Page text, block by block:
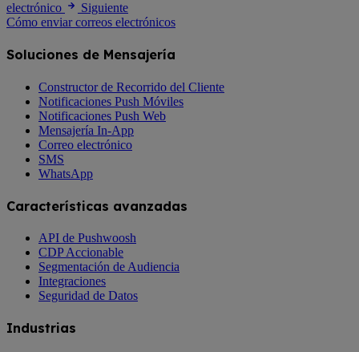
electrónico
Siguiente
Cómo enviar correos electrónicos
Soluciones de Mensajería
Constructor de Recorrido del Cliente
Notificaciones Push Móviles
Notificaciones Push Web
Mensajería In-App
Correo electrónico
SMS
WhatsApp
Características avanzadas
API de Pushwoosh
CDP Accionable
Segmentación de Audiencia
Integraciones
Seguridad de Datos
Industrias